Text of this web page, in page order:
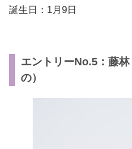
誕生日：1月9日
エントリーNo.5：藤
の）